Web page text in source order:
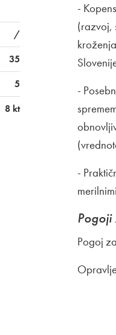
/
35
5
8 kt
-
(razvoj,
-
-
Pogoji
Pogoj